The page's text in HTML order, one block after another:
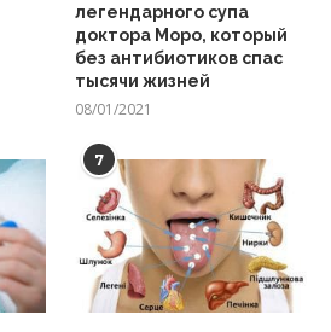
легендарного супа
доктора Моро, который
без антибиотиков спас
тысячи жизней
08/01/2021
7